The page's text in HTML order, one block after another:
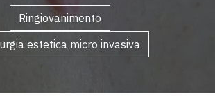
Ringiovanimento
estetica micro invasiva